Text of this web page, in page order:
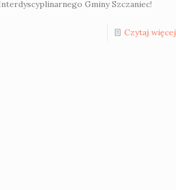
Gminy Szczaniec!
Czytaj więcej